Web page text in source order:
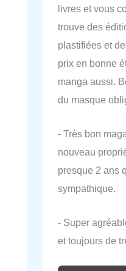
livres et vous
trouve des
plastifiées et
prix en bonne
manga aussi.
du masque
- Très bon
nouveau
presque 2 ans
sympathique.
- Super
et toujours de